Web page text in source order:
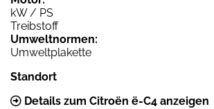
kW / PS
Treibstoff
Umweltnormen:
Umweltplakette
Standort
Details zum Citroën ë-C4 anzeigen